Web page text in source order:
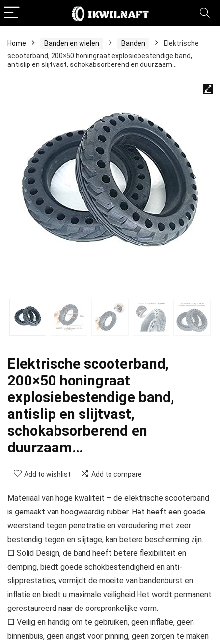
Home Banden en wielen Banden
Elektrische
scooterband, 200×50 honingraat explosiebestendige band,
antislip en slijtvast, schokabsorberend en duurzaam…
Elektrische scooterband,
200×50 honingraat
explosiebestendige band,
antislip en slijtvast,
schokabsorberend en
duurzaam…
Add to wishlist Add to compare
Materiaal van hoge kwaliteit – de elektrische scooterband
is gemaakt van hoogwaardig rubber. Het heeft een goede
weerstand tegen penetratie en veroudering met zeer
bestendig tegen en slijtage, kan betere bescherming zijn.
□ Solid Design, de band heeft betere flexibiliteit en
demping, biedt goede schokbestendigheid en anti-
slipprestaties, vermijdt de moeite van bandenburst en
inflatie en biedt u maximale veiligheid.Het wordt permanent
gerestaureerd naar de oorspronkelijke vorm.
□ Veilig en handig om te gebruiken, geen inflatie, geen
binnenbuis, geen angst voor pinning, geen zorgen te maken